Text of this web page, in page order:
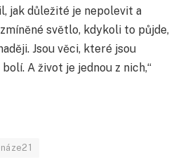
jak důležité je nepolevit a
světlo, kdykoli to půjde,
Jsou věci, které jsou
A život je jednou z nich,“